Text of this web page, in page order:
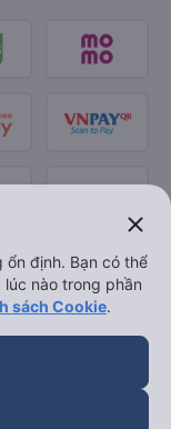
close
định. Bạn có thể
nào trong phần
sách Cookie.